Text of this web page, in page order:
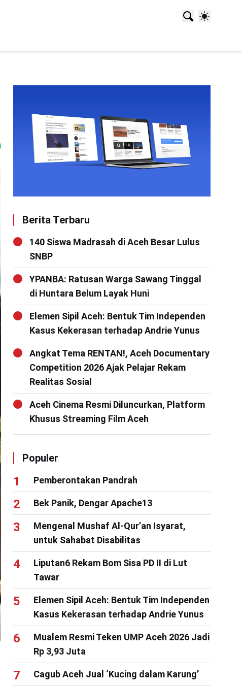
Berita Terbaru
140 Siswa Madrasah di Aceh Besar Lulus
SNBP
YPANBA: Ratusan Warga Sawang Tinggal
di Huntara Belum Layak Huni
Elemen Sipil Aceh: Bentuk Tim Independen
Kasus Kekerasan terhadap Andrie Yunus
Angkat Tema RENTAN!, Aceh Documentary
Competition 2026 Ajak Pelajar Rekam
Realitas Sosial
Aceh Cinema Resmi Diluncurkan, Platform
Khusus Streaming Film Aceh
Populer
Pemberontakan Pandrah
Bek Panik, Dengar Apache13
Mengenal Mushaf Al-Qur’an Isyarat,
untuk Sahabat Disabilitas
Liputan6 Rekam Bom Sisa PD II di Lut
Tawar
Elemen Sipil Aceh: Bentuk Tim Independen
Kasus Kekerasan terhadap Andrie Yunus
Mualem Resmi Teken UMP Aceh 2026 Jadi
Rp 3,93 Juta
Cagub Aceh Jual ‘Kucing dalam Karung’